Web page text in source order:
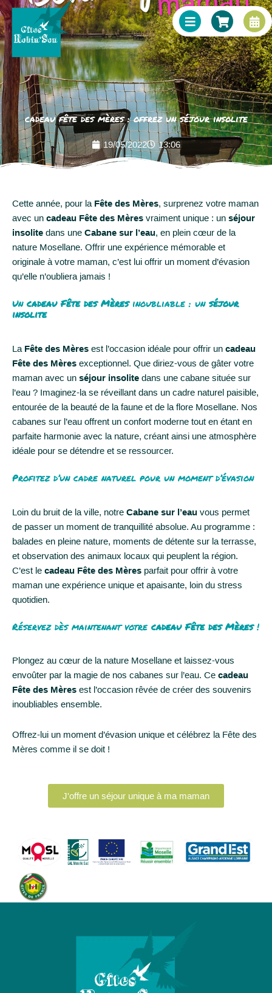
Panneau de gestion des cookies
Aller
au
contenu
B
a
r
s
S
h
o
p
p
i
n
g
-
c
a
r
t
C
a
l
e
n
d
a
r
-
a
l
t
cadeau fête des mères : offrez un séjour insolite
19/05/2022 13:06
Cette année, pour la Fête des Mères, surprenez votre maman
avec un cadeau Fête des Mères vraiment unique : un séjour
insolite dans une Cabane sur l’eau, en plein cœur de la
nature Mosellane. Offrir une expérience mémorable et
originale à votre maman, c’est lui offrir un moment d’évasion
qu’elle n’oubliera jamais !
Un cadeau Fête des Mèresinoubliable : un séjour
insolite
La Fête des Mères est l’occasion idéale pour offrir un cadeau
Fête des Mères exceptionnel. Que diriez-vous de gâter votre
maman avec un séjour insolite dans une cabane située sur
l’eau ? Imaginez-la se réveillant dans un cadre naturel paisible,
entourée de la beauté de la faune et de la flore Mosellane. Nos
cabanes sur l’eau offrent un confort moderne tout en étant en
parfaite harmonie avec la nature, créant ainsi une atmosphère
idéale pour se détendre et se ressourcer.
Profitez d’un cadre naturel pour un moment d’évasion
Loin du bruit de la ville, notre Cabane sur l’eau vous permet
de passer un moment de tranquillité absolue. Au programme :
balades en pleine nature, moments de détente sur la terrasse,
et observation des animaux locaux qui peuplent la région.
C’est le cadeau Fête des Mères parfait pour offrir à votre
maman une expérience unique et apaisante, loin du stress
quotidien.
Réservez dès maintenant votre cadeau Fête des Mères!
Plongez au cœur de la nature Mosellane et laissez-vous
envoûter par la magie de nos cabanes sur l’eau. Ce cadeau
Fête des Mères est l’occasion rêvée de créer des souvenirs
inoubliables ensemble.
Offrez-lui un moment d’évasion unique et célébrez la Fête des
Mères comme il se doit !
J'offre un séjour unique à ma maman